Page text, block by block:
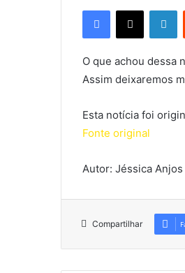
Facebook
X
O que achou dessa
Assim deixaremos
Esta notícia foi
Fonte original
Autor: Jéssica Anjos
Compartilhar